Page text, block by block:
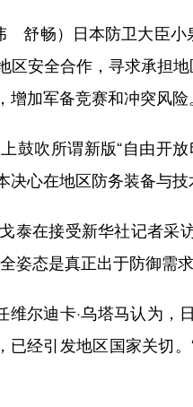
畅）日本防卫大臣小
安全合作，寻求承担
加军备竞赛和冲突风险
吹所谓新版“自由开放
心在地区防务装备与技
在接受新华社记者采
姿态是真正出于防御需
尔迪卡·乌塔马认为，
已经引发地区国家关切